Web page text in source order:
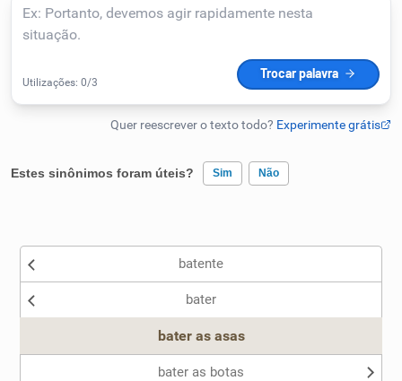
Conexões
Estes sinônimos foram úteis? Sim Não
Nenhum dos sinônimos apresentados me ajudou
batente
bater
bater as asas
bater as botas